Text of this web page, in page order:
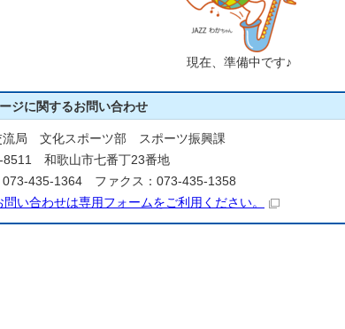
現在、準備中です♪
ジに関するお問い合わせ
流局 文化スポーツ部 スポーツ振興課
8511 和歌山市七番丁23番地
073-435-1364 ファクス：073-435-1358
問い合わせは専用フォームをご利用ください。